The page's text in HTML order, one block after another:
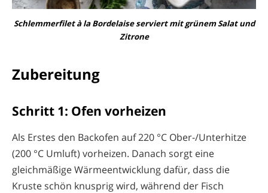
Schlemmerfilet à la Bordelaise serviert mit grünem Salat und
Zitrone
Zubereitung
Schritt 1: Ofen vorheizen
Als Erstes den Backofen auf 220 °C Ober-/Unterhitze
(200 °C Umluft) vorheizen. Danach sorgt eine
gleichmäßige Wärmeentwicklung dafür, dass die
Kruste schön knusprig wird, während der Fisch